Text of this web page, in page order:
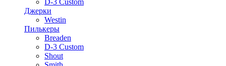
D-3 Custom
Джерки
Westin
Пилькеры
Breaden
D-3 Custom
Shout